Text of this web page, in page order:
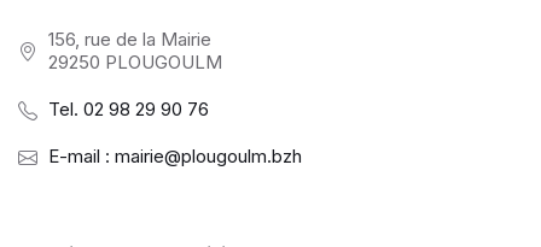
156, rue de la Mairie
29250 PLOUGOULM
Tel. 02 98 29 90 76
E-mail : mairie@plougoulm.bzh